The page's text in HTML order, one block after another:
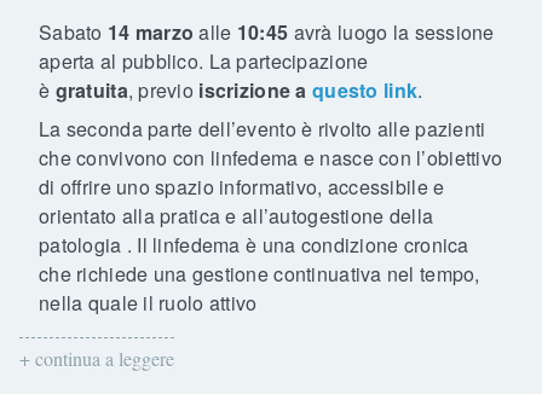
Sabato 14 marzo alle 10:45 avrà luogo la sessione
aperta al pubblico. La partecipazione
è gratuita, previo iscrizione a questo link.
La seconda parte dell’evento è rivolto alle pazienti
che convivono con linfedema e nasce con l’obiettivo
di offrire uno spazio informativo, accessibile e
orientato alla pratica e all’autogestione della
patologia . Il linfedema è una condizione cronica
che richiede una gestione continuativa nel tempo,
nella quale il ruolo attivo
+ continua a leggere